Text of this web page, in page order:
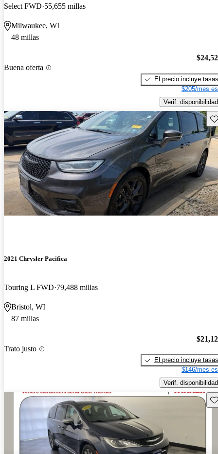
Select FWD 55,655 millas
Milwaukee, WI
48 millas
Buena oferta
El precio incluye tasas
$205/mes
Verif. disponibilidad
2021 Chrysler Pacifica
Touring L FWD 79,488 millas
Bristol, WI
87 millas
Trato justo
El precio incluye tasas
$146/mes
Verif. disponibilidad